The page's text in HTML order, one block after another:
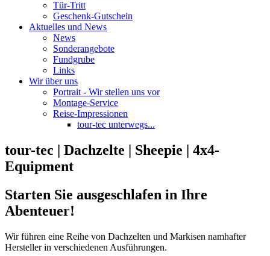
Tür-Tritt
Geschenk-Gutschein
Aktuelles und News
News
Sonderangebote
Fundgrube
Links
Wir über uns
Portrait - Wir stellen uns vor
Montage-Service
Reise-Impressionen
tour-tec unterwegs...
tour-tec | Dachzelte | Sheepie | 4x4-
Equipment
Starten Sie ausgeschlafen in Ihre
Abenteuer!
Wir führen eine Reihe von Dachzelten und Markisen namhafter
Hersteller in verschiedenen Ausführungen.